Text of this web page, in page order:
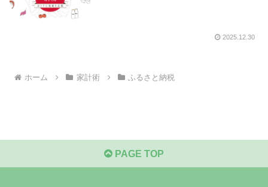
2025.12.30
ホーム 家計術 ふるさと納税
PAGE TOP